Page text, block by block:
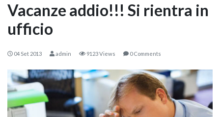
RECEPTION
TAVOLI RIUNIONE
ACCESSORI
Vacanze addio!!! Si rientra in
ufficio
04 Set 2013 admin 9123 Views 0 Comments